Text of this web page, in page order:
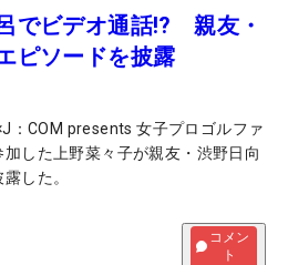
でビデオ通話!? 親友・
ピソードを披露
：COM presents 女子プロゴルファ
した上野菜々子が親友・渋野日向
した。
コメン
ト